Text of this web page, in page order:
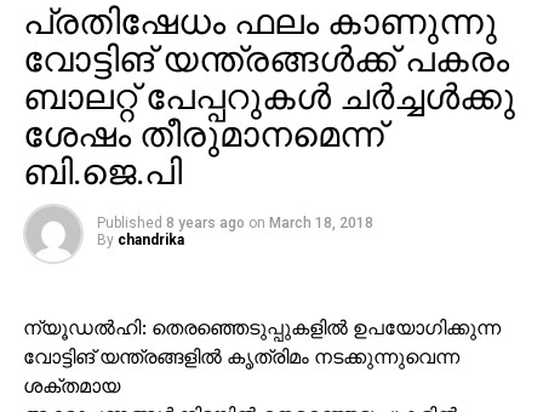
പ്രതിഷേധം ഫലം കാണുന്നു
വോട്ടിങ് യന്ത്രങ്ങള്‍ക്ക് പകരം
ബാലറ്റ് പേപ്പറുകള്‍ ചര്‍ച്ചള്‍ക്കു
ശേഷം തീരുമാനമെന്ന്
ബി.ജെ.പി
Published 8 years ago on March 18, 2018
By chandrika
ന്യൂഡല്‍ഹി: തെരഞ്ഞെടുപ്പുകളില്‍ ഉപയോഗിക്കുന്ന
വോട്ടിങ് യന്ത്രങ്ങളില്‍ കൃത്രിമം നടക്കുന്നുവെന്ന
ശക്തമായ